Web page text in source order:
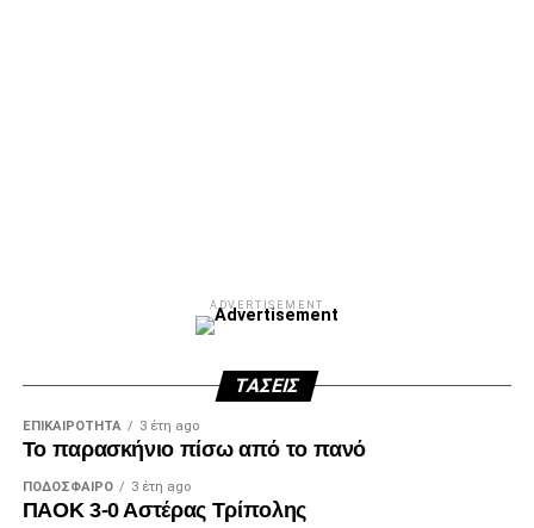
ADVERTISEMENT
ΤΆΣΕΙΣ
ΕΠΙΚΑΙΡΌΤΗΤΑ 3 έτη ago
Το παρασκήνιο πίσω από το πανό
ΠΟΔΌΣΦΑΙΡΟ 3 έτη ago
ΠΑΟΚ 3-0 Αστέρας Τρίπολης